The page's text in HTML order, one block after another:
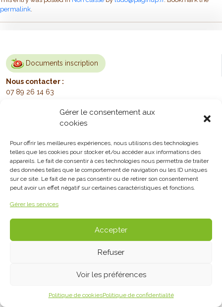
Gérer le consentement aux
cookies
Pour offrir les meilleures expériences, nous utilisons des technologies
telles que les cookies pour stocker et/ou accéder aux informations des
appareils. Le fait de consentir à ces technologies nous permettra de traiter
des données telles que le comportement de navigation ou les ID uniques
sur ce site. Le fait de ne pas consentir ou de retirer son consentement
peut avoir un effet négatif sur certaines caractéristiques et fonctions.
Gérer les services
Accepter
Refuser
Voir les préférences
Politique de cookiesPolitique de confidentialité
permalink.
Documents inscription
Nous contacter :
07 89 26 14 63
1, rue du Limousin - 21130 Auxonne
Foire aux questions
Politique de confidentialité
Politique de cookies
© 2026. Tous droits réservés.